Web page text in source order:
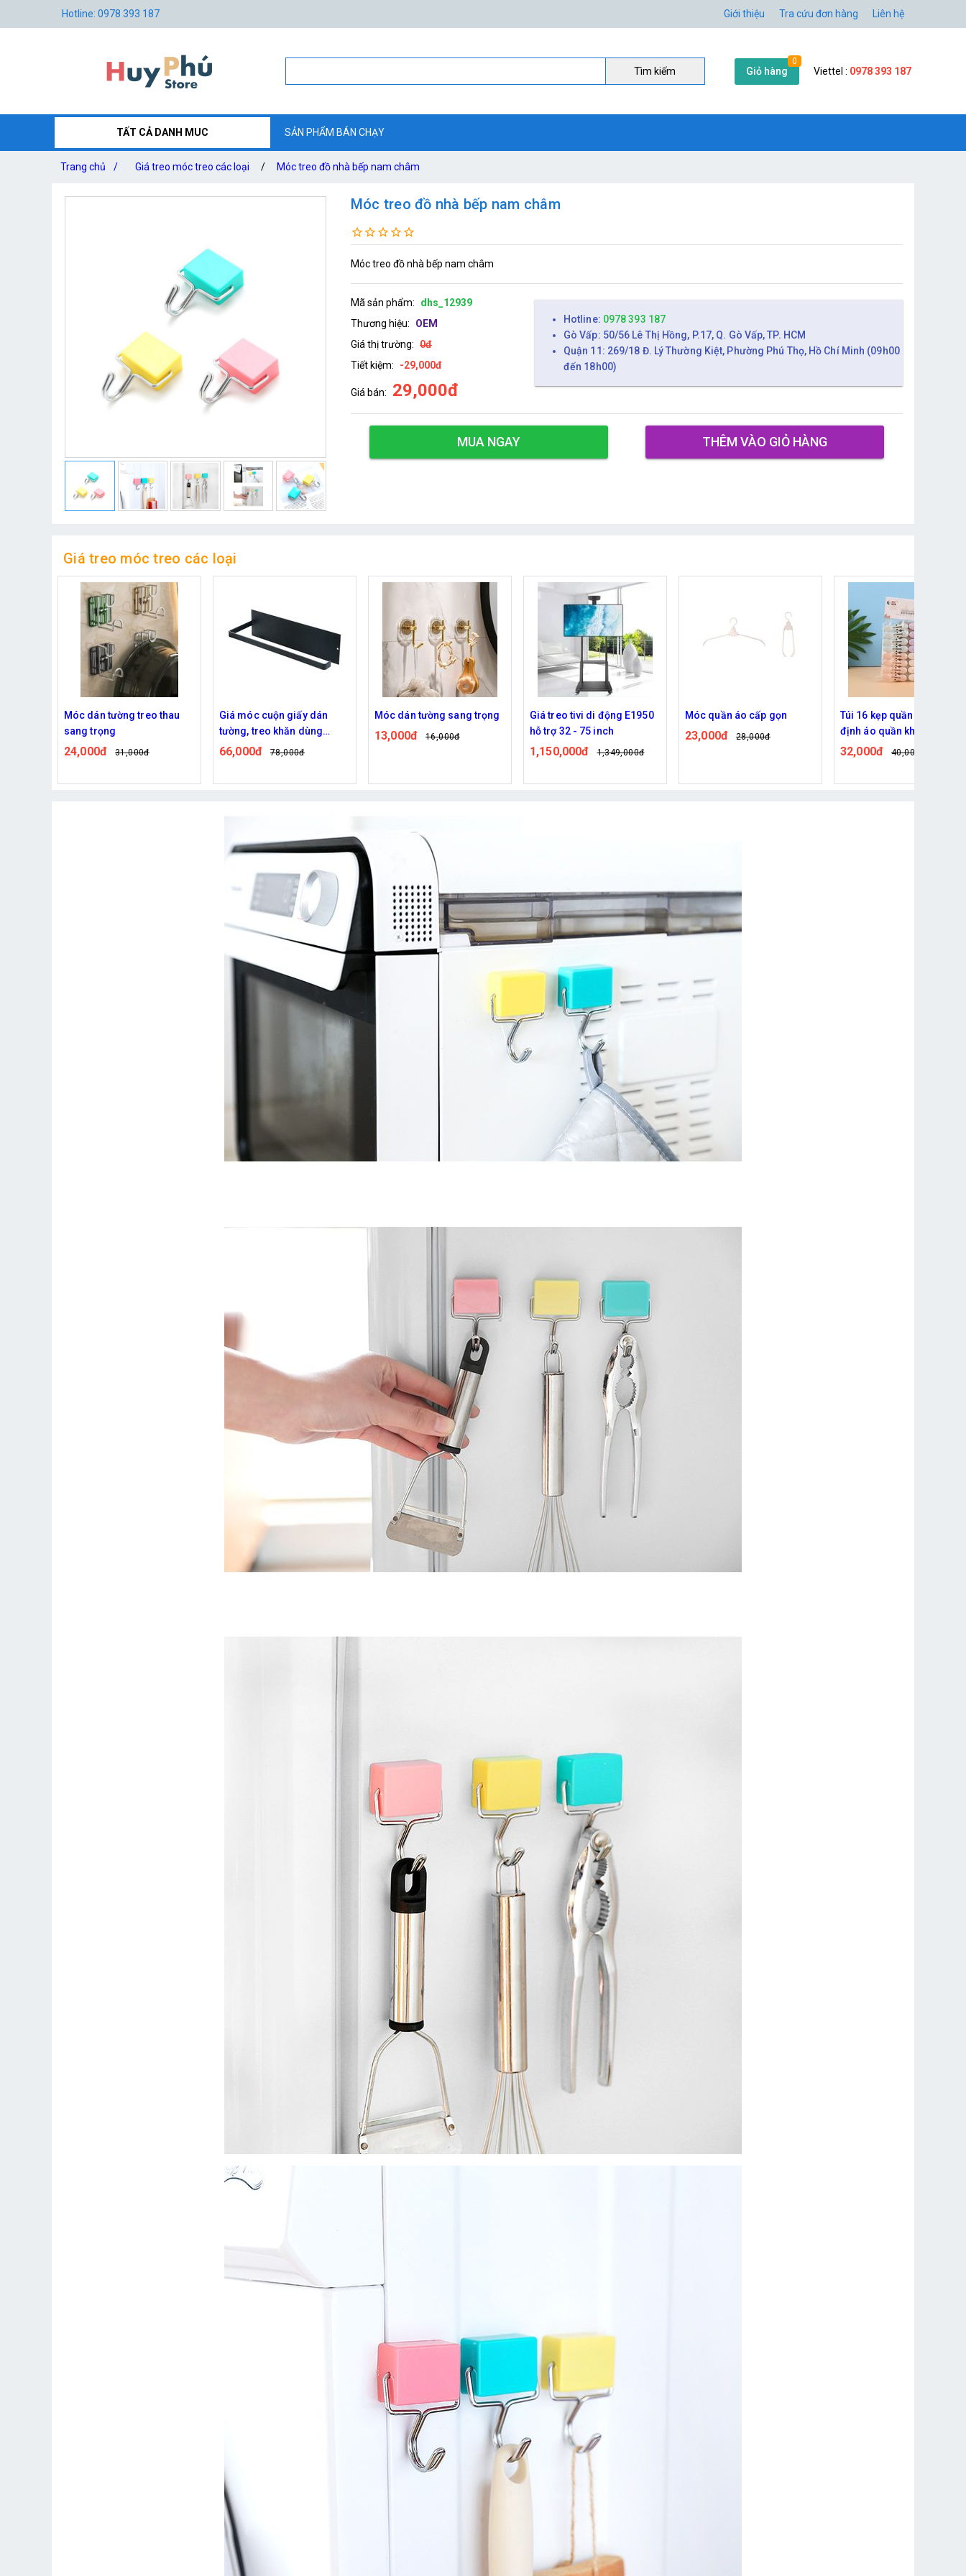
Hotline: 0978 393 187 Giới thiệu Tra cứu đơn hàng Liên hệ
Tìm kiếm Giỏ hàng
0
Viettel : 0978 393 187
TẤT CẢ DANH MUC SẢN PHẨM BÁN CHẠY
Trang chủ / Giá treo móc treo các loại / Móc treo đồ nhà bếp nam châm
Móc treo đồ nhà bếp nam châm
Móc treo đồ nhà bếp nam châm
Mã sản phẩm:
dhs_12939
Thương hiệu:
OEM
Giá thị trường: 0đ
Tiết kiệm:
-29,000đ
Giá bán: 29,000đ
Hotline: 0978 393 187
Gò Vấp: 50/56 Lê Thị Hồng, P.17, Q. Gò Vấp, TP. HCM
Quận 11: 269/18 Đ. Lý Thường Kiệt, Phường Phú Thọ, Hồ Chí Minh (09h00
đến 18h00)
MUA NGAY THÊM VÀO GIỎ HÀNG
Giá treo móc treo các loại
Giá móc cuộn giấy dán
tường, treo khăn dùng
trong nhà bếp, phòng tắm
66,000đ 78,000đ
Móc dán tường sang trọng
13,000đ 16,000đ
Giá treo tivi di động E1950
hỗ trợ 32 - 75 inch
Móc quần áo cấp gọn
23,000đ 28,000đ
Túi 16 kẹp quần áo, giúp cố
định áo quần khi phơi
Combo 10 dụng cụ
nhựa tiện lợi 2023
26,000đ 30,000đ